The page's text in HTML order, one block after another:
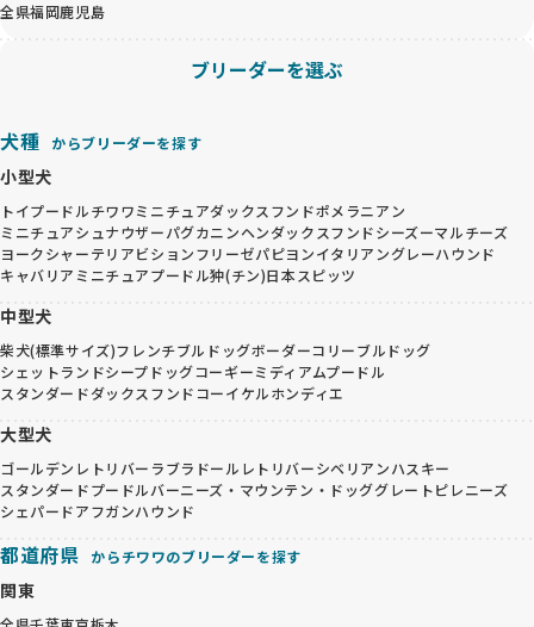
全県福岡鹿児島
ブリーダーを選ぶ
犬種 からブリーダーを探す
小型犬
トイプードルチワワミニチュアダックスフンドポメラニアン
ミニチュアシュナウザーパグカニンヘンダックスフンドシーズーマルチーズ
ヨークシャーテリアビションフリーゼパピヨンイタリアングレーハウンド
キャバリア ミニチュアプードル狆(チン)日本スピッツ
中型犬
柴犬(標準サイズ)フレンチブルドッグボーダーコリーブルドッグ
シェットランドシープドッグコーギーミディアムプードル
スタンダードダックスフンドコーイケルホンディエ
大型犬
ゴールデンレトリバー ラブラドールレトリバーシベリアンハスキー
スタンダードプードルバーニーズ・マウンテン・ドッググレートピレニーズ
シェパードアフガンハウンド
都道府県 からチワワのブリーダーを探す
関東